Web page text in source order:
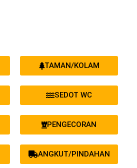
TAMAN/KOLAM
SEDOT WC
PENGECORAN
ANGKUT/PINDAHAN